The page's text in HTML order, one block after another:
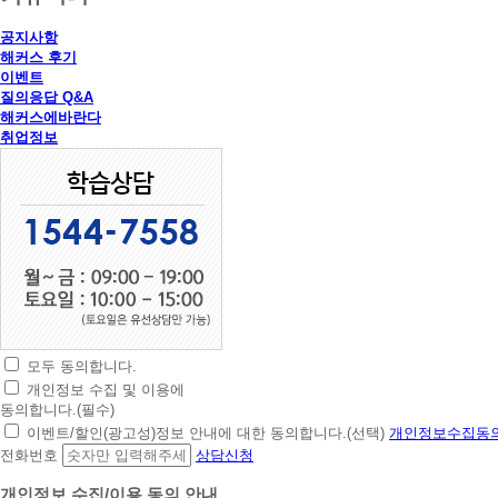
공지사항
해커스 후기
이벤트
질의응답 Q&A
해커스에바란다
취업정보
초
간
편
상
담
모두 동의합니다.
개인정보 수집 및 이용에
동의합니다.(필수)
이벤트/할인(광고성)정보 안내에 대한 동의합니다.(선택) 개인정보수집동
전화번호
상담신청